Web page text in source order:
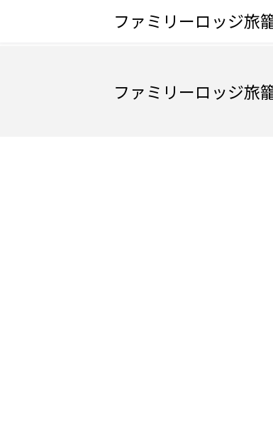
ファミリーロッジ旅
ファミリーロッジ旅